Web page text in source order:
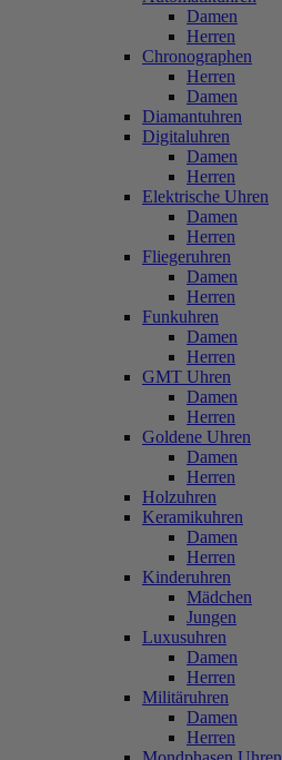
Damen
Herren
Chronographen
Herren
Damen
Diamantuhren
Digitaluhren
Damen
Herren
Elektrische Uhren
Damen
Herren
Fliegeruhren
Damen
Herren
Funkuhren
Damen
Herren
GMT Uhren
Damen
Herren
Goldene Uhren
Damen
Herren
Holzuhren
Keramikuhren
Damen
Herren
Kinderuhren
Mädchen
Jungen
Luxusuhren
Damen
Herren
Militäruhren
Damen
Herren